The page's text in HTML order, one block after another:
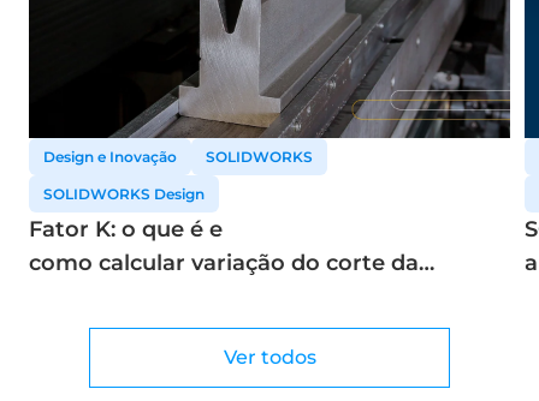
Ver todos
Design e Inovação SOLIDWORKS
SOLIDWORKS Design
Fator K: o que é e
como calcular variação do corte da